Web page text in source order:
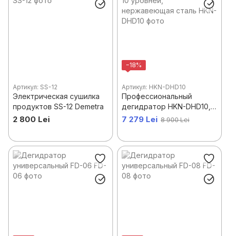
Артикул: SS-12
Электрическая сушилка
продуктов SS-12 Demetra
2 800 Lei
−18%
Артикул: HKN-DHD10
Профессиональный
дегидратор HKN-DHD10,
10 уровней,
7 279 Lei 8 900 Lei